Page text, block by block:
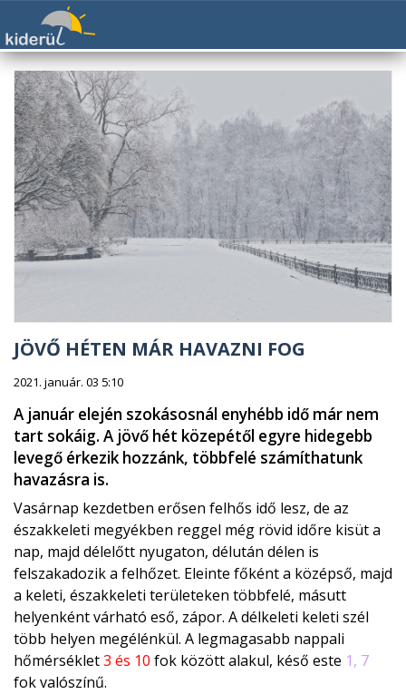
JÖVŐ HÉTEN MÁR HAVAZNI FOG
2021. január. 03 5:10
A január elején szokásosnál enyhébb idő már nem
tart sokáig. A jövő hét közepétől egyre hidegebb
levegő érkezik hozzánk, többfelé számíthatunk
havazásra is.
Vasárnap kezdetben erősen felhős idő lesz, de az
északkeleti megyékben reggel még rövid időre kisüt a
nap, majd délelőtt nyugaton, délután délen is
felszakadozik a felhőzet. Eleinte főként a középső, majd
a keleti, északkeleti területeken többfelé, másutt
helyenként várható eső, zápor. A délkeleti keleti szél
több helyen megélénkül. A legmagasabb nappali
hőmérséklet3 és 10 fok között alakul, késő este 1, 7
fok valószínű.